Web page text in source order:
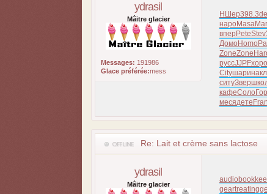
ydrasil
Mâitre glacier
Messages: 191986
Glace préférée:mess
НШер398.3
наро Masa
впер PeteStev
Домо Homo
ZoneZone
руссJJPFхоро
Cityшаринакл
ситуЗвер
кафеСоло
месядете Fran
Re: Lait et crème sans lactose
ydrasil
Mâitre glacier
geartreating